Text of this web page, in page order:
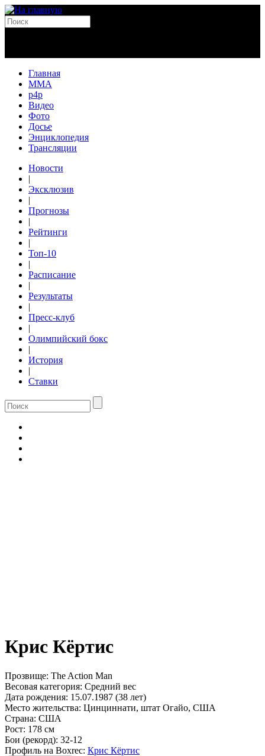
Главная
MMA
p4p
Видео
Фото
Досье
Энциклопедия
Трансляции
Новости
|
Эксклюзив
|
Прогнозы
|
Рейтинги
|
Топ-10
|
Расписание
|
Результаты
|
Пресс-клуб
|
Олимпийский бокс
|
История
|
Ставки
Крис Кёртис
Прозвище: The Action Man
Весовая категория: Средний вес
Дата рождения: 15.07.1987 (38 лет)
Место жительства: Цинциннати, штат Огайо, США
Страна: США
Рост: 178 см
Бои (рекорд): 32-12
Профиль на Boxrec: Крис Кёртис